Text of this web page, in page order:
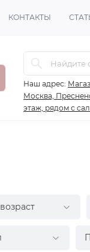
КОНТАКТЫ
Наш адрес:
Москва,
этаж, рядом с